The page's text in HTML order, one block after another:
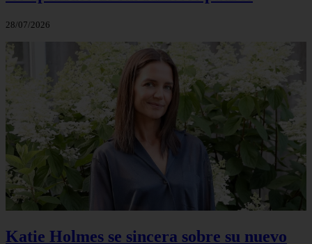
28/07/2026
Katie Holmes se sincera sobre su nuevo